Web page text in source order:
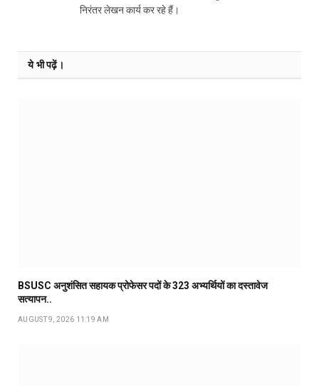
निरंतर लेखन कार्य कर रहे हैं।
ये भी पढ़ें।
BSUSC अनुशंसित सहायक प्रोफेसर पदों के 323 अभ्यर्थियों का दस्तावेज
सत्यापन..
AUGUST 9, 2026 11:19 AM